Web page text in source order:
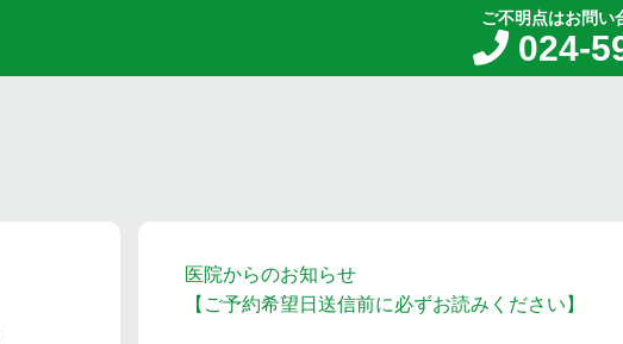
ご不明点はお問い
024-
医院からのお知らせ
【ご予約希望日送信前に必ずお読みください】